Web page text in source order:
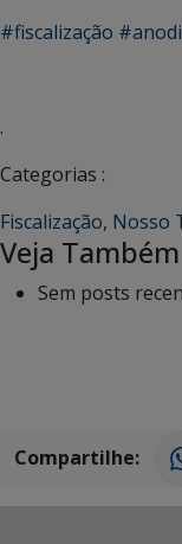
#fiscalização
.
Categorias :
Fiscalização, Nosso
Veja Também
Sem posts
Compartilhe: